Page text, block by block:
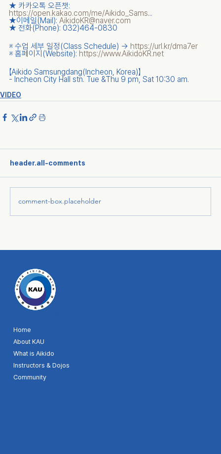
★ 카카오톡 오픈챗: ​
https://open.kakao.com/me/Aikido_Sams...
★이메일(Mail): AikidoKR@naver.com
★ 전화(Phone): 032)464-0830
​※ 수업 세부 일정(Class Schedule) → https://url.kr/dma7er
​※ 홈페이지(Website): https://www.AikidoKR.net
【Aikido Samsungdang(Incheon, Korea)】
- Incheon City Hall stn. Tue &Thu 9 pm, Sat 10:30 am.
VIDEO
header.all-comments
comment-box.placeholder
Home
About KAU
What is Aikido
Instructors & Dojos
Community